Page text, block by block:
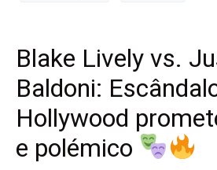
Blake Lively vs.
Baldoni:
Hollywood
e polémico